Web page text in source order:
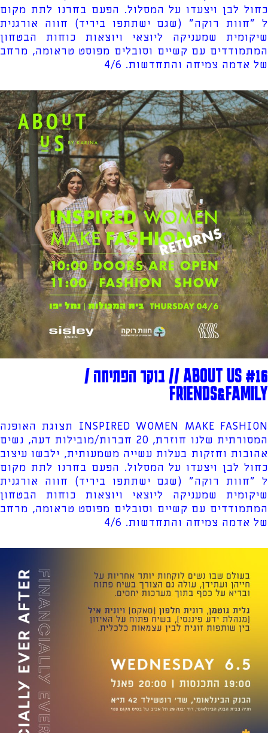
כחול לבן ויצעדו על המסלול. הפעם בחרנו לתת מקום
ל "חוות רוקה" (שגם ישתתפו ביריד) חווה אורגנית
שיקומית שמעניקה ליוצאי ויוצאות כוחות הבטחון
המתמודדים עם קשיים וסובלים מפוסט טראומה, מרחב
של אדמה צמיחה והתחדשות. 4/6
ABOUT US #16 // בוקר הפתיחה /
FRIENDS&FAMILY
INSPIRED WOMEN MAKE FASHION תצוגת האופנה
המסורתית שלנו חוזרת, 20 חברות/מובילות דעה, נשים
אהובות וחזקות בעלות עשייה משמעותית, ילבשו עיצוב
כחול לבן ויצעדו על המסלול. הפעם בחרנו לתת מקום
ל "חוות רוקה" (שגם ישתתפו ביריד) חווה אורגנית
שיקומית שמעניקה ליוצאי ויוצאות כוחות הבטחון
המתמודדים עם קשיים וסובלים מפוסט טראומה, מרחב
של אדמה צמיחה והתחדשות. 4/6